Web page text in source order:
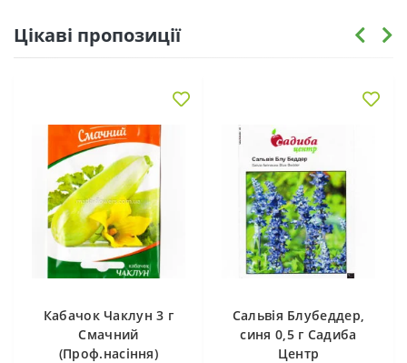
Цікаві пропозиції
Кабачок Чаклун 3 г
Смачний
(Проф.насіння)
Сальвія Блубеддер,
синя 0,5 г Садиба
Центр